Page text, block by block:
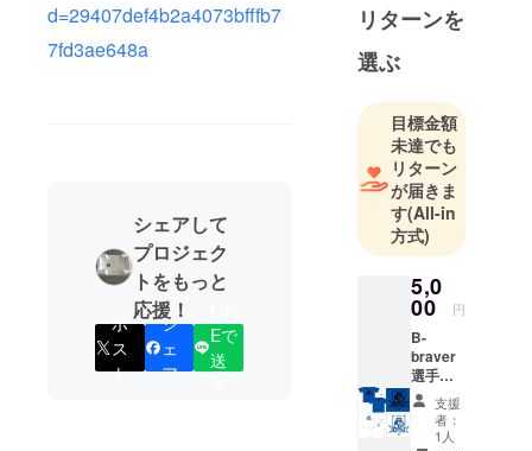
d=29407def4b2a4073bfffb7
7fd3ae648a
シェアして
プロジェク
トをもっと
応援！
ポ
ス
ト
シ
ェ
ア
Eで
送
リターンを
選ぶ
目標金額
未達でも
リターン
が届きま
す(All-in
方式)
5,0
00 円
B-
braver
選手着
用モデ
ルのT
シャツ1
支援
者：
1人